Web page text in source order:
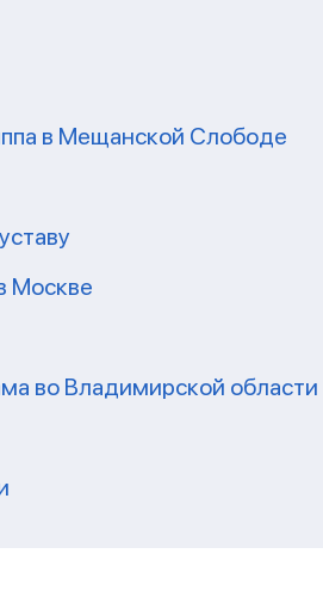
в Мещанской Слободе
Москве
во Владимирской области